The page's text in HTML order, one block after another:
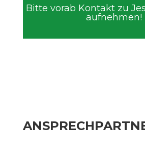
Bitte vorab Kontakt zu
aufnehmen!